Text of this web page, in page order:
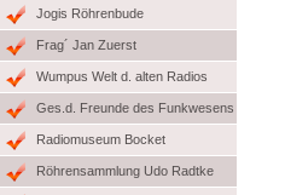
Jogis Röhrenbude
Frag´ Jan Zuerst
Wumpus Welt d. alten Radios
Ges.d. Freunde des Funkwesens
Radiomuseum Bocket
Röhrensammlung Udo Radtke